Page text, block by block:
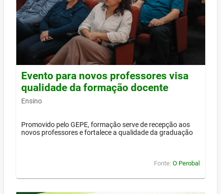
Evento para novos professores visa
qualidade da formação docente
Ensino
Promovido pelo GEPE, formação serve de recepção aos
novos professores e fortalece a qualidade da graduação
Fonte: O Perobal